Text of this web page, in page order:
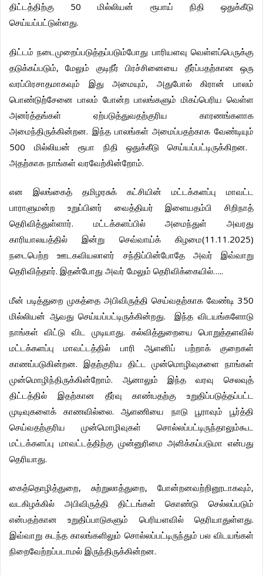
திட்டத்திற்கு
50மில்லியன் ரூபாய் நிதி
ஒதுக்கீடு
செய்யப்பட்டுள்ளது.
திட்டம் நடைமுறைப்படுத்தப்படும்போது பாரியளவு வெள்ளப்பெருக்கு
தடுக்கப்படும்,மேலும் குடிநீர் பிரச்சினையை தீர்ப்பதற்கான
ஒரு
வரப்பிரசாதமாகவும்
இது அமையும், அதுபோல் கிரான்
பாலம்
பொண்டுற்சேனை பாலம் போன்ற பாலங்களும் மிகப்பெரிய வெள்ள
அனர்த்தங்கள்
ஏற்படுத்துவதற்குரிய
காரணங்களாக
அமைந்திருக்கின்றன. இந்த பாலங்கள் அமைப்பதற்காக வேண்டியும்
500 மில்லியன் ரூபா நிதி ஒதுக்கீடு செய்யப்பட்டிருக்கிறன.
அதற்காக நாங்கள் வரவேற்கின்றோம்.
என இலங்கைத் தமிழரசுக் கட்சியின் மட்டக்களப்பு
மாவட்ட
பாராளுமன்ற
உறுப்பினர் வைத்தியர் இளையதம்பி
சிறிநாத்
தெரிவித்துள்ளார். மட்டக்களப்பில் அமைந்துள்
அவரது
காரியாலயத்தில்
இன்று செவ்வாய்க் கிழமை(11.11.2025)
நடைபெற்ற ஊடகவியலாளர் சந்திப்பின்போதே அவர்
இவ்வாறு
தெரிவித்தார்.இதன்போது அவர் மேலும் தெரிவிக்கையில்…..
மீன் படித்துறை முகத்தை அபிவிருத்தி செய்வதற்காக வேண்டி 350
மில்லியன் ஆவது செய்யப்பட்டிருக்கின்றது. இந்த விடயங்களோடு
நாங்கள்
விட்டு விட முடியாது. கல்வித்துறையை
பொறுத்தளவில்
மட்டக்களப்பு
மாவட்டத்தில் பாரி ஆளனிப் பற்றாக்
குறைகள்
காணப்படுகின்றன. இதற்குரிய திட்ட முன்மொழிவுகளை
நாங்கள்
முன்மொழிந்திருக்கின்றோம். ஆனாலும் இந்த வரவு
செலவுத்
திட்டத்தில்
இதற்கான தீர்வு காண்பதற்கு
உறுதிப்படுத்தப்பட்ட
முடிவுகளைக்
காணவில்லை.ஆளணியை நாடு பூராவும்
பூர்த்தி
செய்வதற்குரிய
முன்மொழிவுகள்
சொல்லப்பட்டிருந்தாலும்கூட
மட்டக்களப்பு
மாவட்டத்திற்கு முன்னுரிமை அளிக்கப்படுமா
என்பது
தெரியாது.
கைத்தொழித்துறை, சுற்றுலாத்துறை, போன்றனவற்றினூடாகவும்,
வடகிழக்கில் அபிவிருத்தி திட்டங்கள் கொண்டு
செல்லப்படும்
என்பதற்கான
உறுதிப்பாடுகளும் பெரியளவில் தெரியாதுள்ளது.
இவ்வாறு கடந்த காலங்களிலும் சொல்லப்பட்டிருந்தும் பல விடயங்கள்
நிறைவேற்றப்படாமல் இருந்திருக்கின்றன.